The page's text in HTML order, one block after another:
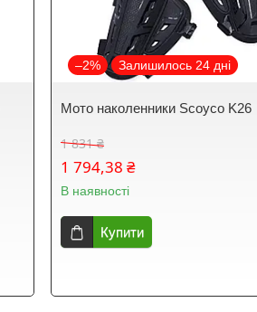
–2% Залишилось 24 дні
Мото наколенники Scoyco K26
1 831 ₴
1 794,38 ₴
В наявності
Купити